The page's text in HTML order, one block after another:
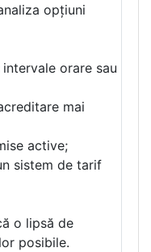
opțiuni
orare sau
mai
active;
sistem de tarif
o lipsă de
posibile.